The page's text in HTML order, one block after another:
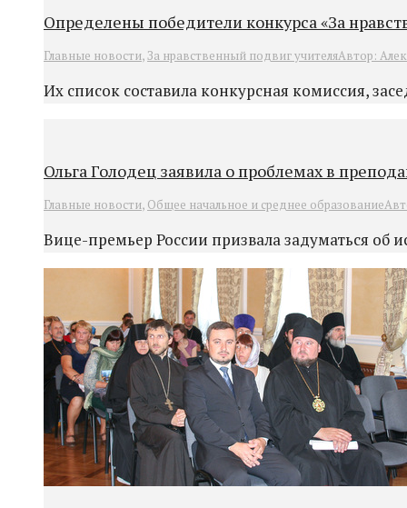
Определены победители конкурса «За
Главные новости,За нравственный подвиг учителяАвтор:
Их список составила конкурсная комиссия,
Ольга Голодец заявила о проблемах в
Главные новости, Общее начальное и среднее образование
Вице-премьер России призвала задуматься об